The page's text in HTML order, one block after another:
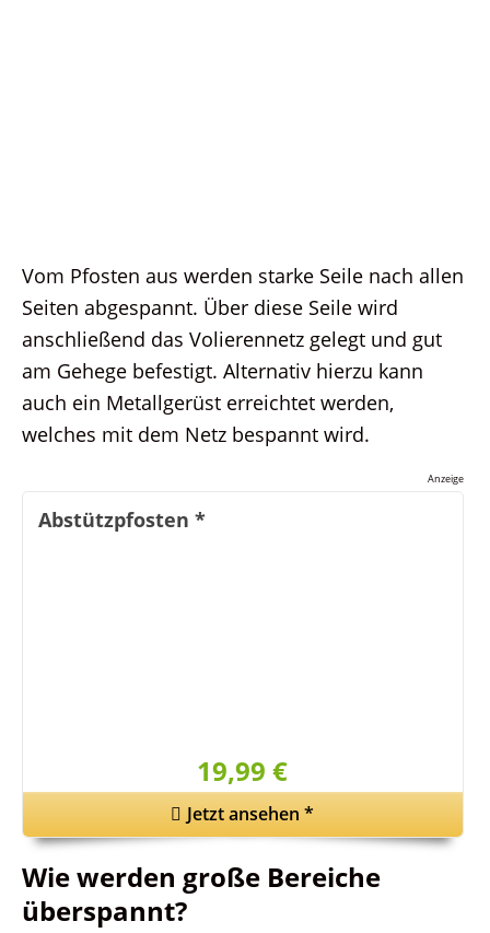
Vom Pfosten aus werden starke Seile nach allen
Seiten abgespannt. Über diese Seile wird
anschließend das Volierennetz gelegt und gut
am Gehege befestigt. Alternativ hierzu kann
auch ein Metallgerüst erreichtet werden,
welches mit dem Netz bespannt wird.
Anzeige
Abstützpfosten *
19,99 €
Jetzt ansehen*
Wie werden große Bereiche
überspannt?